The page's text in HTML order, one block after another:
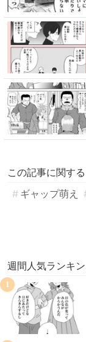
この記事に関す
ギャップ萌え
週間人気ランキ
1